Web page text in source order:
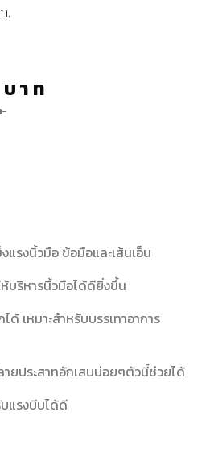
บาท
แรงนิ้วมือ ข้อมือและเส้นเอ็น
บริหารนิ้วมือได้ดียิ่งขึ้น
เหมาะสำหรับบรรเทาอาการ
ยประสาทอักเสบบ่อยๆตัวนี้ช่วยได้
แรงบีบได้ดี